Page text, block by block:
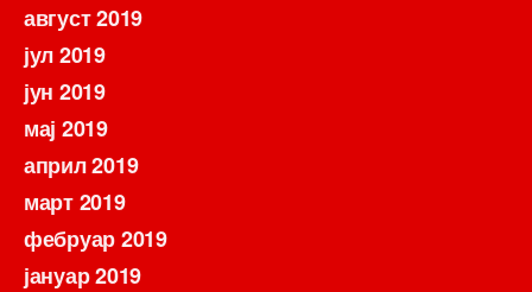
август 2019
јул 2019
јун 2019
мај 2019
април 2019
март 2019
фебруар 2019
јануар 2019